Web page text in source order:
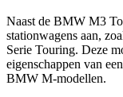
Naast de BMW M3
stationwagens aan,
Serie Touring. Deze
eigenschappen van
BMW M-modellen.